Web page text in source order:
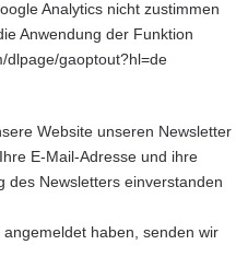
Analytics nicht zustimmen
Anwendung der Funktion
dlpage/gaoptout?hl=de
Website unseren Newsletter
E-Mail-Adresse und ihre
des Newsletters einverstanden
haben, senden wir